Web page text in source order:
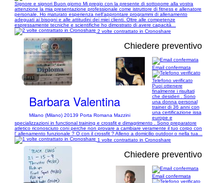
Signore e signori Buon giorno Mi pregio con la presente di sottoporre alla vostra
attenzione la mia presentazione professionale come istruttore di fitness e allenatore
personale. Ho maturato esperienza nell’approntare programmi di allenamento
adeguati ai bisogni e alle attitudini dei miei clienti. Oltre alle competenze
espressamente tecniche e scientifiche ho dimostrato di avere capacità...
2 volte contrattato in Cronoshare
1/11
Chiedere preventivo
Barbara Valentina
Milano (Milano) 20139 Porta Romana Mazzini
Email confermata
Telefono verificato
Puoi ottenere
finalmente i risultati
che desideri . Sono
una donna personal
trainer di 36 anni con
una certificazione issa
europe e
specializzazioni in functional training e crossfit e dimagrimento . Sono preparatore
atletico riconosciuto coni perche non provare a cambiare veramente il tuo corpo con
l' allenamento funzionale ? O con il crossfit ? Alleno a domicilio outdoor o nella tua...
1 volte contrattato in Cronoshare
Chiedere preventivo
Email confermata